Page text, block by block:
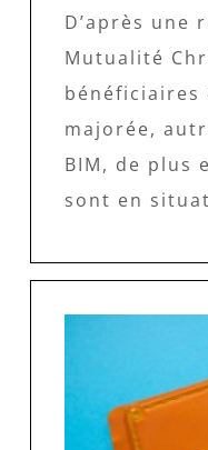
D’après une
Mutualité
bénéficiaires
majorée,
BIM, de plus
sont en